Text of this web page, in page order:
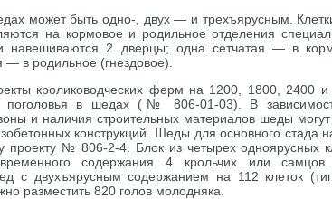
может быть одно-, двух — и трехъярусным.
на кормовое и родильное отделения
навешиваются 2 дверцы; одна сетчатая — в
— в родильное (гнездовое).
кролиководческих ферм на 1200, 1800, 2400
поголовья в шедах (№ 806-01-03). В
и наличия строительных материалов шеды
конструкций. Шеды для основного стада
проекту № 806-2-4. Блок из четырех одноярусных
содержания 4 крольчих или
с двухъярусным содержанием на 112 клеток
разместить 820 голов молодняка.